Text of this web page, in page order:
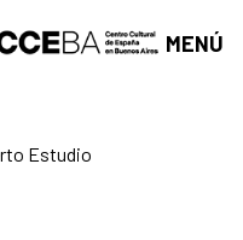
MENÚ
Estudio